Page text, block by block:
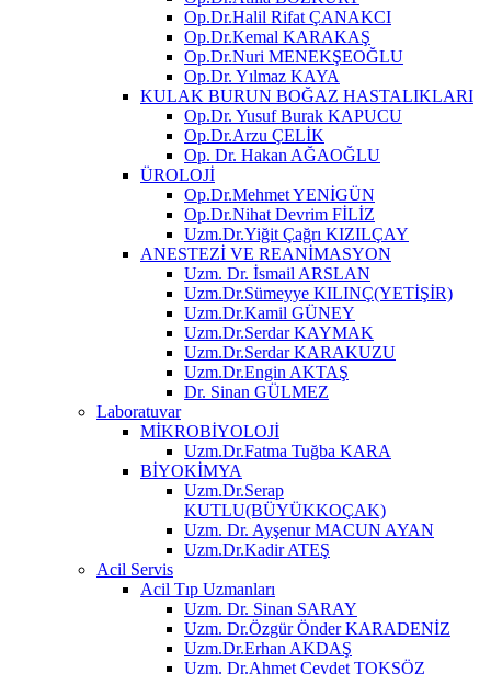
Op.Dr.Halil Rifat ÇANAKCI
Op.Dr.Kemal KARAKAŞ
Op.Dr.Nuri MENEKŞEOĞLU
Op.Dr. Yılmaz KAYA
KULAK BURUN BOĞAZ HASTALIKLARI
Op.Dr. Yusuf Burak KAPUCU
Op.Dr.Arzu ÇELİK
Op. Dr. Hakan AĞAOĞLU
ÜROLOJİ
Op.Dr.Mehmet YENİGÜN
Op.Dr.Nihat Devrim FİLİZ
Uzm.Dr.Yiğit Çağrı KIZILÇAY
ANESTEZİ VE REANİMASYON
Uzm. Dr. İsmail ARSLAN
Uzm.Dr.Sümeyye KILINÇ(YETİŞİR)
Uzm.Dr.Kamil GÜNEY
Uzm.Dr.Serdar KAYMAK
Uzm.Dr.Serdar KARAKUZU
Uzm.Dr.Engin AKTAŞ
Dr. Sinan GÜLMEZ
Laboratuvar
MİKROBİYOLOJİ
Uzm.Dr.Fatma Tuğba KARA
BİYOKİMYA
Uzm.Dr.Serap
KUTLU(BÜYÜKKOÇAK)
Uzm. Dr. Ayşenur MACUN AYAN
Uzm.Dr.Kadir ATEŞ
Acil Servis
Acil Tıp Uzmanları
Uzm. Dr. Sinan SARAY
Uzm. Dr.Özgür Önder KARADENİZ
Uzm.Dr.Erhan AKDAŞ
Uzm. Dr.Ahmet Cevdet TOKSÖZ